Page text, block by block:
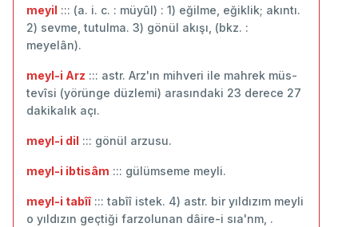
meyil ::: (a. i. c. : müyûl) : 1) eğilme, eğiklik; akıntı.
2) sevme, tutulma. 3) gönül akışı, (bkz. :
meyelân).
meyl-i Arz ::: astr. Arz'ın mihveri ile mahrek müs-
tevîsi (yörünge düzlemi) arasındaki 23 derece 27
dakikalık açı.
meyl-i dil ::: gönül arzusu.
meyl-i ibtisâm ::: gülümseme meyli.
meyl-i tabîî::: tabîî istek. 4) astr. bir yıldızım meyli
o yıldızın geçtiği farzolunan dâire-i sıa'nm, .